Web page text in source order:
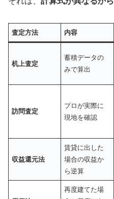
査定方法 内容
机上査定
蓄積データの
みで算出
訪問査定
プロが実際に
現地を確認
収益還元法
賃貸に出した
場合の収益か
ら逆算
再度建てた場